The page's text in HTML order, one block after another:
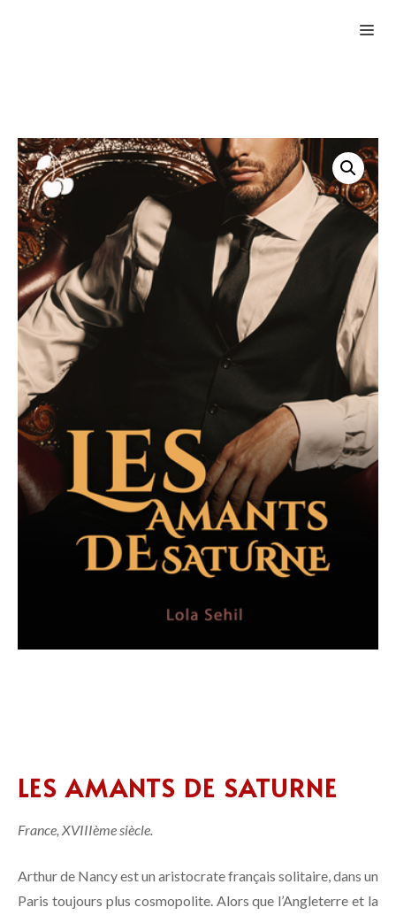
LES AMANTS DE SATURNE
France, XVIIIème siècle.
Arthur de Nancy est un aristocrate français solitaire, dans un
Paris toujours plus cosmopolite. Alors que l’Angleterre et la